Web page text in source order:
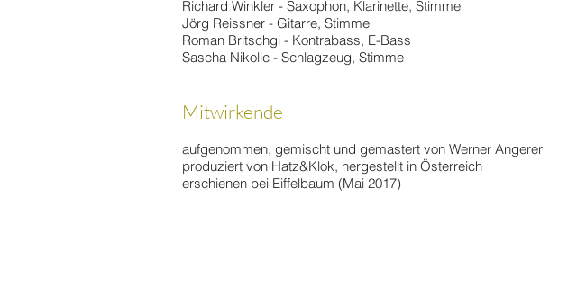
Richard Winkler - Saxophon, Klarinette, Stimme
Jörg Reissner - Gitarre, Stimme
Roman Britschgi - Kontrabass, E-Bass
Sascha Nikolic - Schlagzeug, Stimme
Mitwirkende
aufgenommen, gemischt und gemastert von Werner Angerer
produziert von Hatz&Klok, hergestellt in Österreich
erschienen bei Eiffelbaum (Mai 2017)